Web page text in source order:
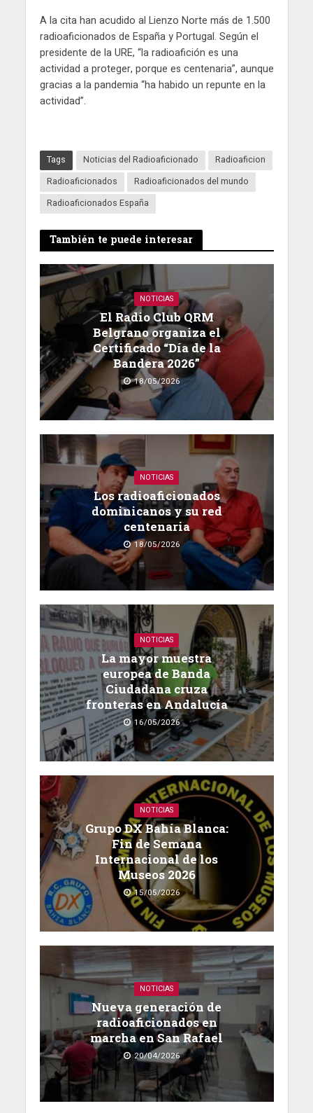
A la cita han acudido al Lienzo Norte más de 1.500
radioaficionados de España y Portugal. Según el
presidente de la URE, “la radioafición es una
actividad a proteger, porque es centenaria”, aunque
gracias a la pandemia “ha habido un repunte en la
actividad”.
Tags Noticias del Radioaficionado
Radioaficion
Radioaficionados
Radioaficionados del mundo
Radioaficionados España
También te puede interesar
NOTICIAS
El Radio Club QRM
Belgrano organiza el
Certificado “Día de la
Bandera 2026”
18/05/2026
NOTICIAS
Los radioaficionados
dominicanos y su red
centenaria
18/05/2026
NOTICIAS
La mayor muestra
europea de Banda
Ciudadana cruza
fronteras en Andalucía
16/05/2026
NOTICIAS
Grupo DX Bahía Blanca:
Fin de Semana
Internacional de los
Museos 2026
15/05/2026
NOTICIAS
Nueva generación de
radioaficionados en
marcha en San Rafael
20/04/2026